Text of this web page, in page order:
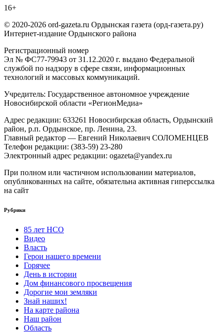
16+
© 2020-2026 ord-gazeta.ru Ордынская газета (орд-газета.ру)
Интернет-издание Ордынского района
Регистрационный номер
Эл № ФС77-79943 от 31.12.2020 г. выдано Федеральной
службой по надзору в сфере связи, информационных
технологий и массовых коммуникаций.
Учредитель: Государственное автономное учреждение
Новосибирской области «РегионМедиа»
Адрес редакции: 633261 Новосибирская область, Ордынский
район, р.п. Ордынское, пр. Ленина, 23.
Главный редактор — Евгений Николаевич СОЛОМЕНЦЕВ
Телефон редакции: (383-59) 23-280
Электронный адрес редакции: ogazeta@yandex.ru
При полном или частичном использовании материалов,
опубликованных на сайте, обязательна активная гиперссылка
на сайт
Рубрики
85 лет НСО
Видео
Власть
Герои нашего времени
Горячее
День в истории
Дом финансового просвещения
Дорогие мои земляки
Знай наших!
На карте района
Наш район
Область